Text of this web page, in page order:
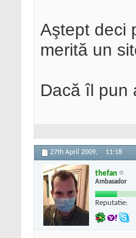
Aştept deci
merită un
Dacă îl pun
27th April 2009, 11:18
thefan
Ambasador
Reputatie: